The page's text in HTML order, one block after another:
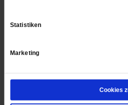
Statistiken
Marketing
Cookies
Religion & Kirchen
Angst vor dem
Diese Tatsache beunruhigt
ist unausweichlich /mehr
von